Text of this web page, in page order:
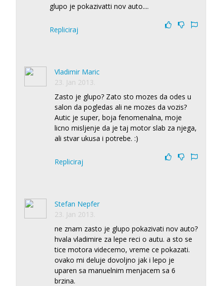
glupo je pokazivatti nov auto....
Repliciraj
Vladimir Maric
23. Jan 2013.
Zasto je glupo? Zato sto mozes da odes u
salon da pogledas ali ne mozes da vozis?
Autic je super, boja fenomenalna, moje
licno misljenje da je taj motor slab za njega,
ali stvar ukusa i potrebe. :)
Repliciraj
Stefan Nepfer
23. Jan 2013.
ne znam zasto je glupo pokazivati nov auto?
hvala vladimire za lepe reci o autu. a sto se
tice motora videcemo, vreme ce pokazati.
ovako mi deluje dovoljno jak i lepo je
uparen sa manuelnim menjacem sa 6
brzina.